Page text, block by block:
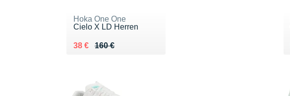
Hoka One One
Cielo X LD Herren
160 €
Au lieu de 160 €
38 €
Vendu 38 €